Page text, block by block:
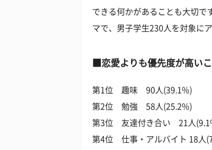
できる何かがあることも大切で
マで、男子学生230人を対象に
■恋愛よりも優先度が高い
第1位 趣味 90人(39.1%)
第2位 勉強 58人(25.2%)
第3位 友達付き合い 21人
第4位 仕事・アルバイト 18人